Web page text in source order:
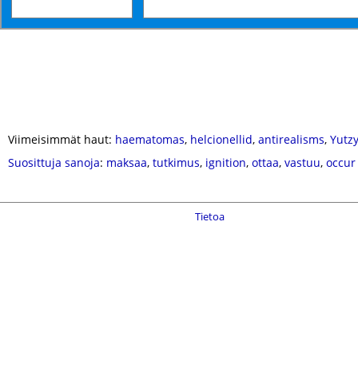
Viimeisimmät haut: haematomas, helcionellid, antirealisms, Yutzy
Suosittuja sanoja: maksaa, tutkimus, ignition, ottaa, vastuu, occur
Tietoa